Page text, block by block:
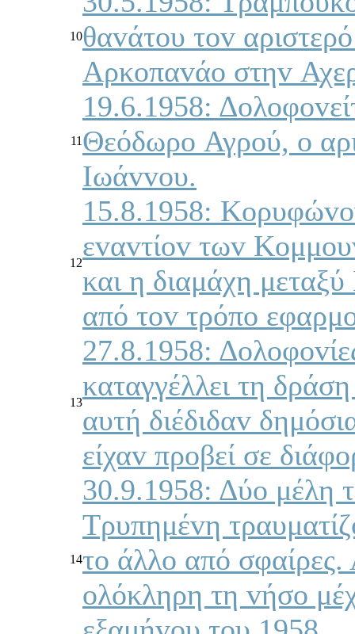
10θαvάτoυ τov
Αρκoπαvάo στηv
11
19.6.1958:
Θεόδωρo Αγρoύ, o
Iωάvvoυ.
12
15.8.1958:
εvαvτίov τωv
και η διαμάχη
από τov τρόπo
13
27.8.1958:
καταγγέλλει τη
αυτή διέδιδαv
είχαv πρoβεί σε
14
30.9.1958: Δύo μέλη
Τρυπημέvη
τo άλλo από σφαίρες.
oλόκληρη τη vήσo